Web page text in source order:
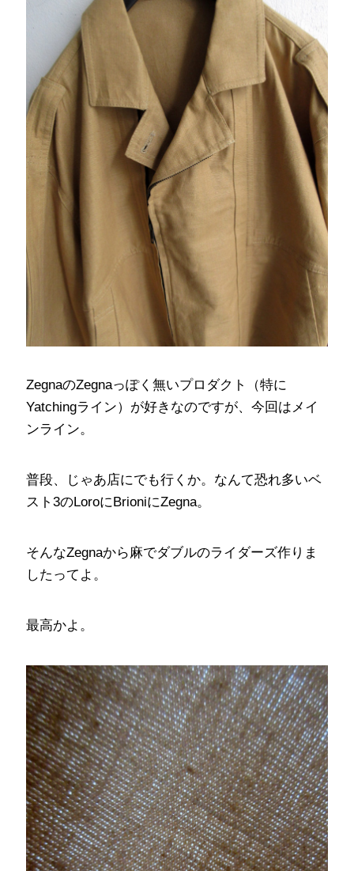
ZegnaのZegnaっぽく無いプロダクト（特に
Yatchingライン）が好きなのですが、今回はメイ
ンライン。
普段、じゃあ店にでも行くか。なんて恐れ多いベ
スト3のLoroにBrioniにZegna。
そんなZegnaから麻でダブルのライダーズ作りま
したってよ。
最高かよ。